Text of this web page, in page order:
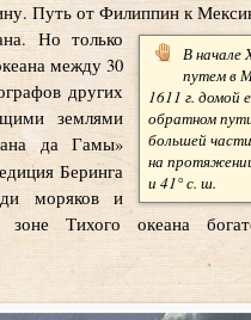
Путь от Филиппин к
В начале
путем в
1611 г. домой
обратном
большей
на
и 41° с. ш.
Но только
между 30
других
землями
да Гамы»
Беринга
моряков и
Тихого океана